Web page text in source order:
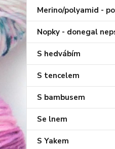
Merino/polyamid -
Nopky - donegal
S hedvábím
S tencelem
S bambusem
Se lnem
S Yakem